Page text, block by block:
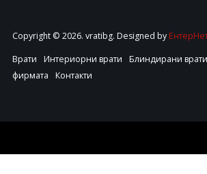
Copyright © 2026. vratibg. Designed by
Врати
Интериорни врати Блиндирани врати
фирмата
Контакти